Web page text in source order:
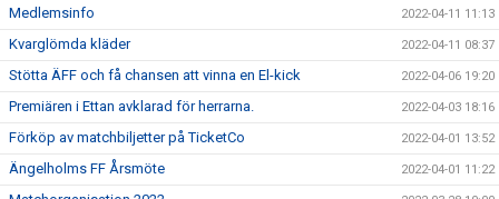
Medlemsinfo 2022-04-11 11:13
Kvarglömda kläder 2022-04-11 08:37
Stötta ÄFF och få chansen att vinna en El-kick 2022-04-06 19:20
Premiären i Ettan avklarad för herrarna. 2022-04-03 18:16
Förköp av matchbiljetter på TicketCo 2022-04-01 13:52
Ängelholms FF Årsmöte 2022-04-01 11:22